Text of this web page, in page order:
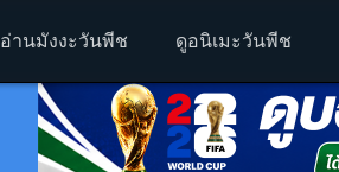
อ่านมังงะวันพีช ดูอนิเมะวันพีช